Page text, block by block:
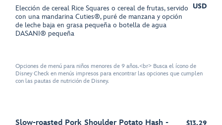
Elección de cereal Rice Squares o cereal de frutas, servido
con una mandarina Cuties®, puré de manzana y opción
de leche baja en grasa pequeña o botella de agua
DASANI® pequeña
USD
Opciones de menú para niños menores de 9 años.<br> Busca el ícono de
Disney Check en menús impresos para encontrar las opciones que cumplen
con las pautas de nutrición de Disney.
Slow-roasted Pork Shoulder Potato Hash -
$13.29